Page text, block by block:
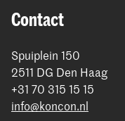
Contact
Spuiplein 150
2511 DG Den Haag
+31 70 315 15 15
info@koncon.nl